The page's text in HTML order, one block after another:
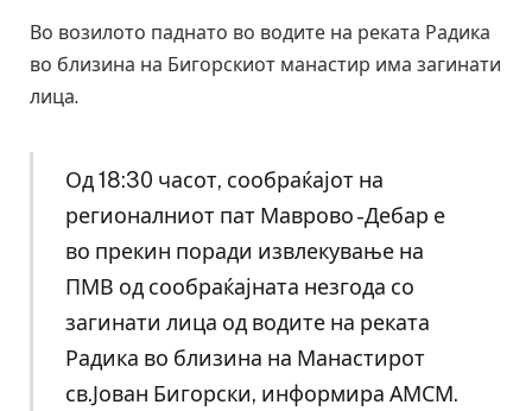
Во возилото паднато во водите на реката Радика
во близина на Бигорскиот манастир има загинати
лица.
Од 18:30 часот, сообраќајот на
регионалниот пат Маврово -Дебар е
во прекин поради извлекување на
ПМВ од сообраќајната незгода со
загинати лица од водите на реката
Радика во близина на Манастирот
св.Јован Бигорски, информира АМСМ.